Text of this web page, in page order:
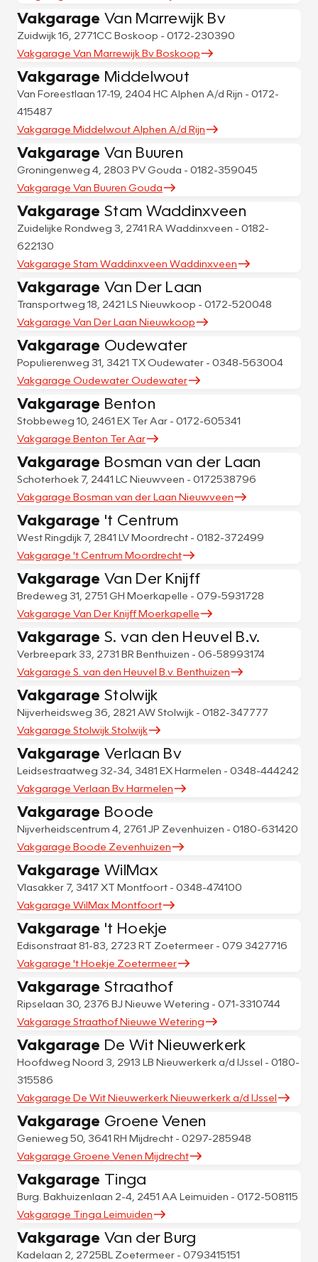
Vakgarage Van Marrewijk Bv
Zuidwijk 16, 2771CC Boskoop - 0172-230390
Vakgarage Van Marrewijk Bv Boskoop
Vakgarage Middelwout
Van Foreestlaan 17-19, 2404 HC Alphen A/d Rijn - 0172-
415487
Vakgarage Middelwout Alphen A/d Rijn
Vakgarage Van Buuren
Groningenweg 4, 2803 PV Gouda - 0182-359045
Vakgarage Van Buuren Gouda
Vakgarage Stam Waddinxveen
Zuidelijke Rondweg 3, 2741 RA Waddinxveen - 0182-
622130
Vakgarage Stam Waddinxveen Waddinxveen
Vakgarage Van Der Laan
Transportweg 18, 2421 LS Nieuwkoop - 0172-520048
Vakgarage Van Der Laan Nieuwkoop
Vakgarage Oudewater
Populierenweg 31, 3421 TX Oudewater - 0348-563004
Vakgarage Oudewater Oudewater
Vakgarage Benton
Stobbeweg 10, 2461 EX Ter Aar - 0172-605341
Vakgarage Benton Ter Aar
Vakgarage Bosman van der Laan
Schoterhoek 7, 2441 LC Nieuwveen - 0172538796
Vakgarage Bosman van der Laan Nieuwveen
Vakgarage 't Centrum
West Ringdijk 7, 2841 LV Moordrecht - 0182-372499
Vakgarage 't Centrum Moordrecht
Vakgarage Van Der Knijff
Bredeweg 31, 2751 GH Moerkapelle - 079-5931728
Vakgarage Van Der Knijff Moerkapelle
Vakgarage S. van den Heuvel B.v.
Verbreepark 33, 2731 BR Benthuizen - 06-58993174
Vakgarage S. van den Heuvel B.v. Benthuizen
Vakgarage Stolwijk
Nijverheidsweg 36, 2821 AW Stolwijk - 0182-347777
Vakgarage Stolwijk Stolwijk
Vakgarage Verlaan Bv
Leidsestraatweg 32-34, 3481 EX Harmelen - 0348-444242
Vakgarage Verlaan Bv Harmelen
Vakgarage Boode
Nijverheidscentrum 4, 2761 JP Zevenhuizen - 0180-631420
Vakgarage Boode Zevenhuizen
Vakgarage WilMax
Vlasakker 7, 3417 XT Montfoort - 0348-474100
Vakgarage WilMax Montfoort
Vakgarage 't Hoekje
Edisonstraat 81-83, 2723 RT Zoetermeer - 079 3427716
Vakgarage 't Hoekje Zoetermeer
Vakgarage Straathof
Ripselaan 30, 2376 BJ Nieuwe Wetering - 071-3310744
Vakgarage Straathof Nieuwe Wetering
Vakgarage De Wit Nieuwerkerk
Hoofdweg Noord 3, 2913 LB Nieuwerkerk a/d IJssel - 0180-
315586
Vakgarage De Wit Nieuwerkerk Nieuwerkerk a/d IJssel
Vakgarage Groene Venen
Genieweg 50, 3641 RH Mijdrecht - 0297-285948
Vakgarage Groene Venen Mijdrecht
Vakgarage Tinga
Burg. Bakhuizenlaan 2-4, 2451 AA Leimuiden - 0172-508115
Vakgarage Tinga Leimuiden
Vakgarage Van der Burg
Kadelaan 2, 2725BL Zoetermeer - 0793415151